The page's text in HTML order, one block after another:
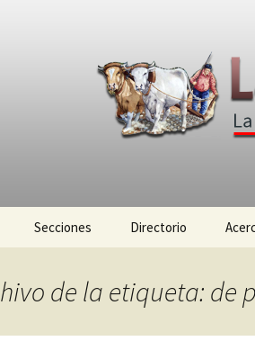
Yunta
Secciones Directorio
de la etiqueta: de